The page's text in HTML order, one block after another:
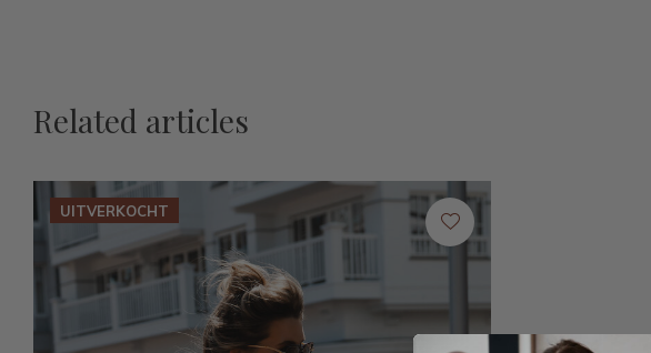
Related articles
UITVERKOCHT